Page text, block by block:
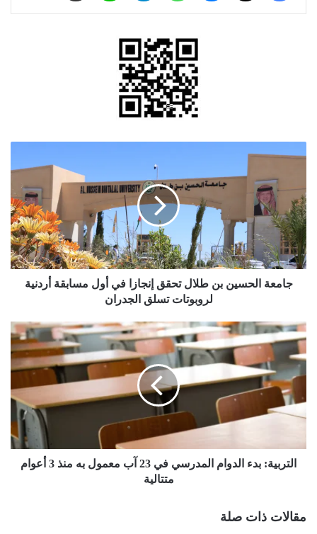
طلال
تحقق
إنجازا
في
أول
مسابقة
أردنية
الجدران
جامعة الحسين بن طلال تحقق إنجازا في أول مسابقة أردنية
لروبوتات تسلق الجدران
التربية:
بدء
الدوام
المدرسي
23
آب
به
منذ
التربية: بدء الدوام المدرسي في 23 آب معمول به منذ 3 أعوام
متتالية
مقالات ذات صلة